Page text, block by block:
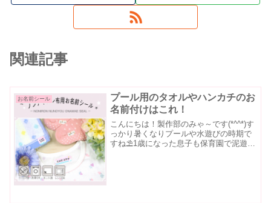
関連記事
お名前シール
プール用のタオルやハンカチのお
名前付けはこれ！
こんにちは！製作部のみゃ～です(*^^*)す
っかり暑くなりプールや水遊びの時期で
すね⛱️1歳になった息子も保育園で泥遊び